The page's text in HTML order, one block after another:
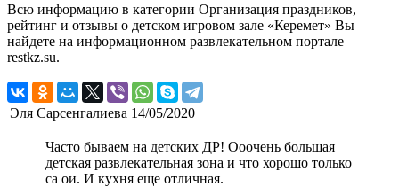
Всю информацию в категории Организация праздников,
рейтинг и отзывы о детском игровом зале «Керемет» Вы
найдете на информационном развлекательном портале
restkz.su.
Эля Сарсенгалиева 14/05/2020
Часто бываем на детских ДР! Ооочень большая
детская развлекательная зона и что хорошо только
са ои. И кухня еще отличная.